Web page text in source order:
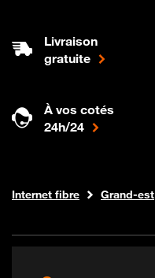
Livraison
gratuite
À vos cotés
24h/24
Boutique Orange
Internet fibre Grand-est